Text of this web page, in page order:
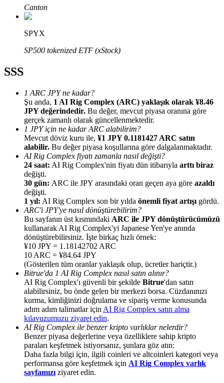
Yönlendirme
Arkadaşını davet et, nakit ödüller kazan
BTC Welcome Rewards
BTC Welcome Rewards
Deposit & Trade BTC to Share 25000 USDT prize pool!
Deposit CASHCAT & Win
Share 500000 CASHCAT prize pool
Canton
SPYX
SP500 tokenized ETF (xStock)
SSS
1 ARC JPY ne kadar?
Şu anda, 1 AI Rig Complex (ARC) yaklaşık olarak ¥8.46
JPY değerindedir. Bu değer, mevcut piyasa oranına göre
gerçek zamanlı olarak güncellenmektedir.
1 JPY için ne kadar ARC alabilirim?
Mevcut döviz kuru ile, ¥1 JPY 0.1181427 ARC satın
alabilir. Bu değer piyasa koşullarına göre dalgalanmaktadır.
AI Rig Complex fiyatı zamanla nasıl değişti?
24 saat: AI Rig Complex'nin fiyatı dün itibarıyla arttı biraz
değişti.
30 gün: ARC ile JPY arasındaki oran geçen aya göre azaldı
değişti.
1 yıl: AI Rig Complex son bir yılda önemli fiyat artışı gördü.
ARC'i JPY'ye nasıl dönüştürebilirim?
Bu sayfanın üst kısmındaki ARC ile JPY dönüştürücümüzü
kullanarak AI Rig Complex'yi Japanese Yen'ye anında
dönüştürebilirsiniz. İşte birkaç hızlı örnek:
¥10 JPY = 1.18142702 ARC
10 ARC = ¥84.64 JPY
(Gösterilen tüm oranlar yaklaşık olup, ücretler hariçtir.)
Bitrue'da 1 AI Rig Complex nasıl satın alınır?
AI Rig Complex'ı güvenli bir şekilde Bitrue'dan satın
alabilirsiniz, bu önde gelen bir merkezi borsa. Cüzdanınızı
kurma, kimliğinizi doğrulama ve sipariş verme konusunda
adım adım talimatlar için AI Rig Complex satın alma
kılavuzumuzu ziyaret edin.
AI Rig Complex ile benzer kripto varlıklar nelerdir?
Benzer piyasa değerlerine veya özelliklere sahip kripto
paraları keşfetmek istiyorsanız, şunlara göz atın:
Daha fazla bilgi için, ilgili coinleri ve altcoinleri kategori veya
performansa göre keşfetmek için AI Rig Complex varlık
sayfamızı ziyaret edin.